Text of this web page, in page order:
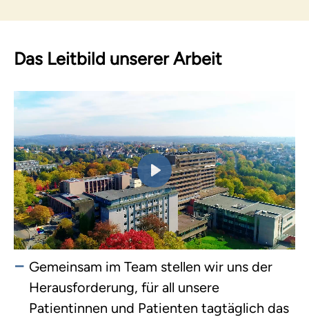
Das Leitbild unserer Arbeit
Mute Settings
Play
Gemeinsam im Team stellen wir uns der
Herausforderung, für all unsere
Patientinnen und Patienten tagtäglich das